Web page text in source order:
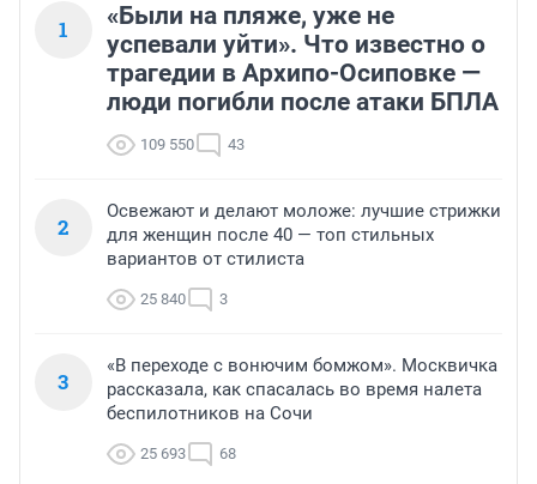
1
«Были на пляже, уже не
успевали уйти». Что известно о
трагедии в Архипо-Осиповке —
люди погибли после атаки БПЛА
109 550 43
2
Освежают и делают моложе: лучшие стрижки
для женщин после 40 — топ стильных
вариантов от стилиста
25 840 3
3
«В переходе с вонючим бомжом». Москвичка
рассказала, как спасалась во время налета
беспилотников на Сочи
25 693 68